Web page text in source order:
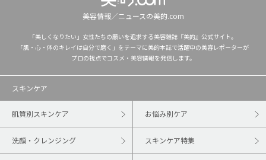
美容情報／ニュースの美的.com
「美しくなりたい」女性たちの願いを追求する美容雑誌『美的』公式サイト。
「肌・心・体のキレイは自分で磨く」をテーマに美的本誌で活躍中の美容レポーターが
プロの視点でコスメ・美容情報を発信します。
スキンケア
肌質別スキンケア お悩み別ケア
洗顔・クレンジング スキンケア特集